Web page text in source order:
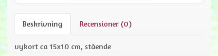
Beskrivning Recensioner (0)
vykort ca 15x10 cm, stående